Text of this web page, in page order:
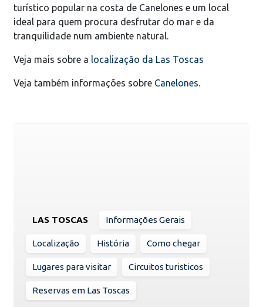
turístico popular na costa de Canelones e um local
ideal para quem procura desfrutar do mar e da
tranquilidade num ambiente natural.
Veja mais sobre a localização da Las Toscas
Veja também informações sobre Canelones.
LAS TOSCAS Informações Gerais
Localização História Como chegar
Lugares para visitar Circuitos turisticos
Reservas em Las Toscas